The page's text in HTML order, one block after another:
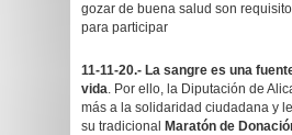
gozar de buena salud son
para participar
11-11-20.- La sangre es una
vida. Por ello, la Diputación de
más a la solidaridad ciudadana y
su tradicional Maratón de